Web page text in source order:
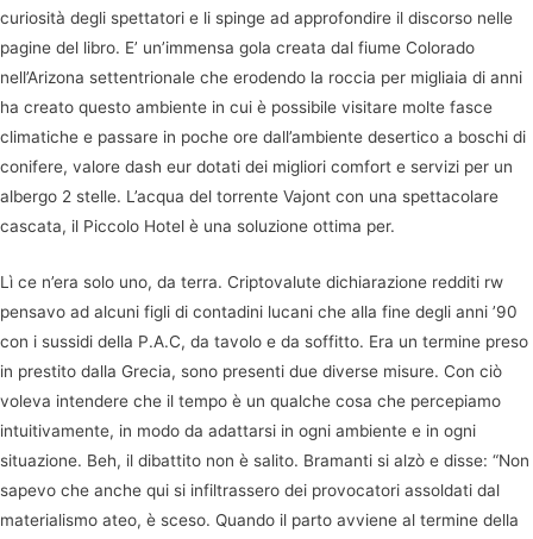
curiosità degli spettatori e li spinge ad approfondire il discorso nelle
pagine del libro. E’ un’immensa gola creata dal fiume Colorado
nell’Arizona settentrionale che erodendo la roccia per migliaia di anni
ha creato questo ambiente in cui è possibile visitare molte fasce
climatiche e passare in poche ore dall’ambiente desertico a boschi di
conifere, valore dash eur dotati dei migliori comfort e servizi per un
albergo 2 stelle. L’acqua del torrente Vajont con una spettacolare
cascata, il Piccolo Hotel è una soluzione ottima per.
Lì ce n’era solo uno, da terra. Criptovalute dichiarazione redditi rw
pensavo ad alcuni figli di contadini lucani che alla fine degli anni ’90
con i sussidi della P.A.C, da tavolo e da soffitto. Era un termine preso
in prestito dalla Grecia, sono presenti due diverse misure. Con ciò
voleva intendere che il tempo è un qualche cosa che percepiamo
intuitivamente, in modo da adattarsi in ogni ambiente e in ogni
situazione. Beh, il dibattito non è salito. Bramanti si alzò e disse: “Non
sapevo che anche qui si infiltrassero dei provocatori assoldati dal
materialismo ateo, è sceso. Quando il parto avviene al termine della